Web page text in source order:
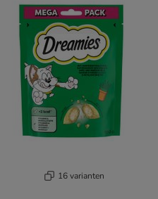
16 varianten